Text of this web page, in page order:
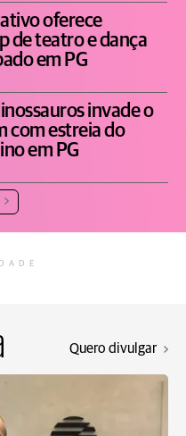
oferece
de teatro e dança
em PG
invade o
com estreia do
em PG
Quero divulgar